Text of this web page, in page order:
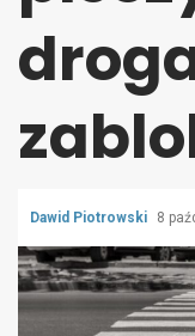
Dawid Piotrowski 8